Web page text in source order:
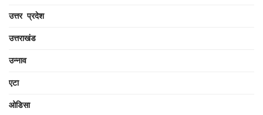
उत्तर प्रदेश
उत्तराखंड
उन्नाव
एटा
ओडिसा